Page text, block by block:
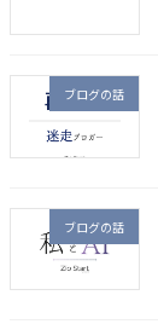
ブログの話
ブログの話